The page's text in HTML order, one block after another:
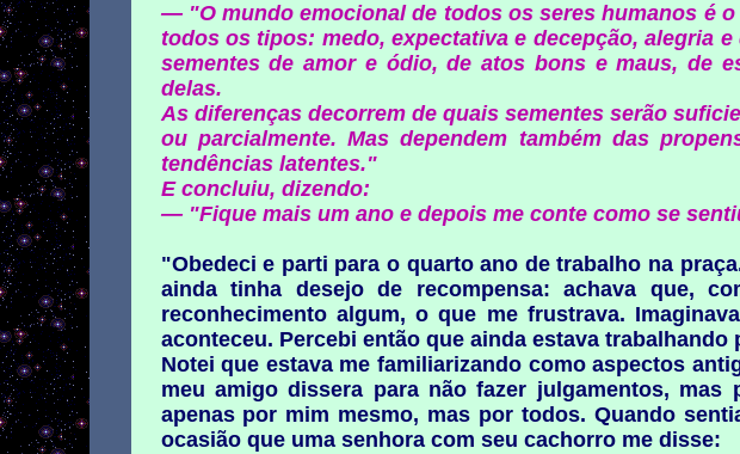
— "O mundo emocional de todos os seres humanos é
todos os tipos: medo, expectativa e decepção, alegria
sementes de amor e ódio, de atos bons e maus, de
delas.
As diferenças decorrem de quais sementes serão
ou parcialmente. Mas dependem também das
tendências latentes."
E concluiu, dizendo:
— "Fique mais um ano e depois me conte como se
"Obedeci e parti para o quarto ano de trabalho na
ainda tinha desejo de recompensa: achava que,
reconhecimento algum, o que me frustrava.
aconteceu. Percebi então que ainda estava
Notei que estava me familiarizando como aspectos
meu amigo dissera para não fazer julgamentos,
apenas por mim mesmo, mas por todos. Quando
ocasião que uma senhora com seu cachorro me disse: